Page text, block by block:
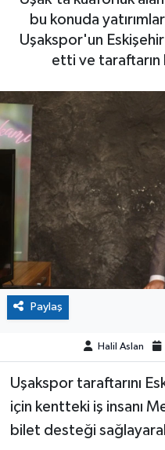
bu konuda
Uşakspor'un
etti ve taraftarın
Paylaş
Halil Aslan
Uşakspor taraftarını
için kentteki iş insanı
bilet desteği